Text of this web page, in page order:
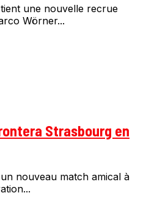
une nouvelle recrue
Wörner...
Strasbourg en
nouveau match amical à